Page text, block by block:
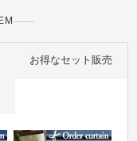
お得なセット販売